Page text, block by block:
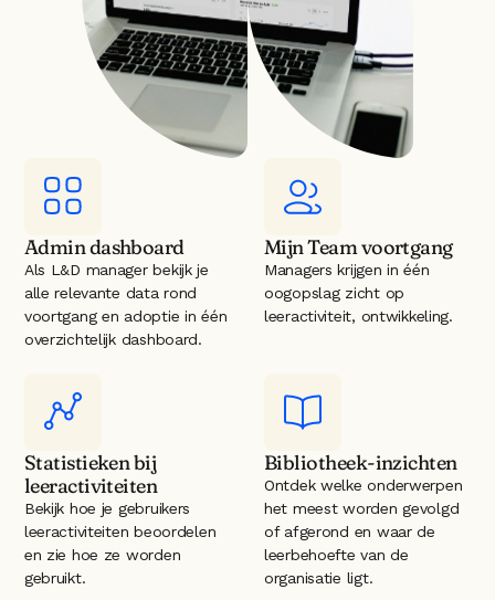
Admin dashboard
Als L&D manager bekijk je
alle relevante data rond
voortgang en adoptie in één
overzichtelijk dashboard.
Mijn Team voortgang
Managers krijgen in één
oogopslag zicht op
leeractiviteit, ontwikkeling.
Statistieken bij
leeractiviteiten
Bekijk hoe je gebruikers
leeractiviteiten beoordelen
en zie hoe ze worden
gebruikt.
Bibliotheek-inzichten
Ontdek welke onderwerpen
het meest worden gevolgd
of afgerond en waar de
leerbehoefte van de
organisatie ligt.